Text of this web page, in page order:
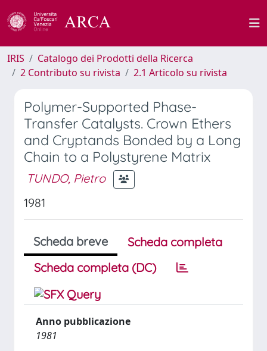
IRIS
Catalogo dei Prodotti della Ricerca
2 Contributo su rivista
2.1 Articolo su rivista
Polymer-Supported Phase-
Transfer Catalysts. Crown Ethers
and Cryptands Bonded by a Long
Chain to a Polystyrene Matrix
TUNDO, Pietro
1981
Scheda breve
Scheda completa
Scheda completa (DC)
Anno pubblicazione
1981